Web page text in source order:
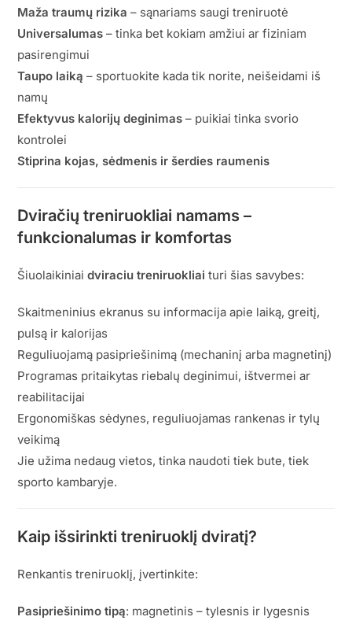
Maža traumų rizika – sąnariams saugi treniruotė
Universalumas – tinka bet kokiam amžiui ar fiziniam
pasirengimui
Taupo laiką – sportuokite kada tik norite, neišeidami iš
namų
Efektyvus kalorijų deginimas – puikiai tinka svorio
kontrolei
Stiprina kojas, sėdmenis ir šerdies raumenis
Dviračių treniruokliai namams –
funkcionalumas ir komfortas
Šiuolaikiniaidviraciu treniruokliai turi šias savybes:
Skaitmeninius ekranus su informacija apie laiką, greitį,
pulsą ir kalorijas
Reguliuojamą pasipriešinimą (mechaninį arba magnetinį)
Programas pritaikytas riebalų deginimui, ištvermei ar
reabilitacijai
Ergonomiškas sėdynes, reguliuojamas rankenas ir tylų
veikimą
Jie užima nedaug vietos, tinka naudoti tiek bute, tiek
sporto kambaryje.
Kaip išsirinkti treniruoklį dviratį?
Renkantis treniruoklį, įvertinkite:
Pasipriešinimo tipą: magnetinis – tylesnis ir lygesnis